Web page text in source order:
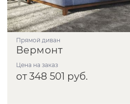
прямой диван
Вермонт
Цена на заказ
от 348 501 руб.